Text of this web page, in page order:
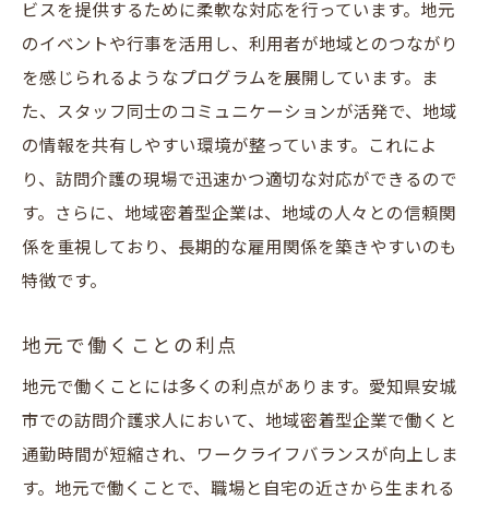
ビスを提供するために柔軟な対応を行っています。地元
のイベントや行事を活用し、利用者が地域とのつながり
を感じられるようなプログラムを展開しています。ま
た、スタッフ同士のコミュニケーションが活発で、地域
の情報を共有しやすい環境が整っています。これによ
り、訪問介護の現場で迅速かつ適切な対応ができるので
す。さらに、地域密着型企業は、地域の人々との信頼関
係を重視しており、長期的な雇用関係を築きやすいのも
特徴です。
地元で働くことの利点
地元で働くことには多くの利点があります。愛知県安城
市での訪問介護求人において、地域密着型企業で働くと
通勤時間が短縮され、ワークライフバランスが向上しま
す。地元で働くことで、職場と自宅の近さから生まれる